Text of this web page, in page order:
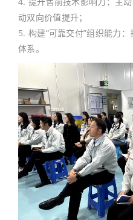
动双向价值提升；
5. 构建“可靠交付”组织能力
体系。